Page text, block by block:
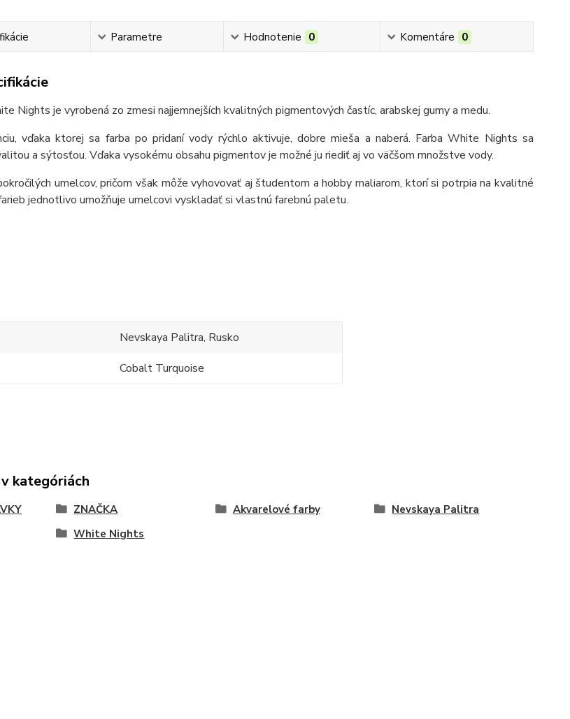
Parametre Hodnotenie 0 Komentáre 0
Nights je vyrobená zo zmesi najjemnejších kvalitných pigmentových častíc, arabskej gumy a medu.
vďaka ktorej sa farba po pridaní vody rýchlo aktivuje, dobre mieša a naberá. Farba White Nights sa
a sýtosťou. Vďaka vysokému obsahu pigmentov je možné ju riediť aj vo väčšom množstve vody.
umelcov, pričom však môže vyhovovať aj študentom a hobby maliarom, ktorí si potrpia na kvalitné
jednotlivo umožňuje umelcovi vyskladať si vlastnú farebnú paletu.
Nevskaya Palitra, Rusko
Cobalt Turquoise
kategóriách
ZNAČKA Akvarelové farby
Nevskaya Palitra
White Nights